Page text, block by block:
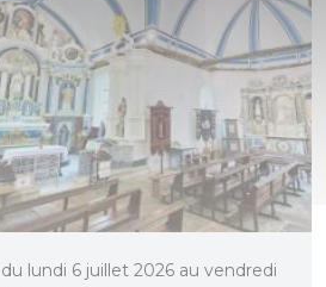
du lundi 6 juillet 2026 au vendredi